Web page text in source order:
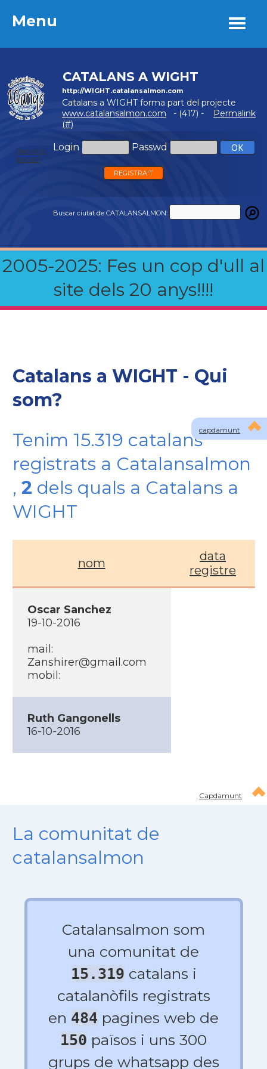
Menu
CATALANS A WIGHT
http://WIGHT.catalansalmon.com
Catalans a WIGHT forma part del projecte
www.catalansalmon.com - (417) -
Permalink
(#)
Login Passwd
Password
perdut?
REGISTRA'T
Buscar ciutat de CATALANSALMON:
2005-2025: Fes un cop d'ull al
site dels 20 anys!!!!
Menu
capdamunt
Catalans a WIGHT - Qui
som?
Tenim 15.319 catalans
registrats a Catalansalmon
, 2 dels quals a Catalans a
WIGHT
nom
data
registre
Oscar Sanchez
19-10-2016
mail:
Zanshirer@gmail.com
mobil:
Ruth Gangonells
16-10-2016
Capdamunt
La comunitat de
catalansalmon
Catalansalmon som
una comunitat de
15.319 catalans i
catalanòfils registrats
en 484 pagines web de
150 països i uns 300
grups de whatsapp des